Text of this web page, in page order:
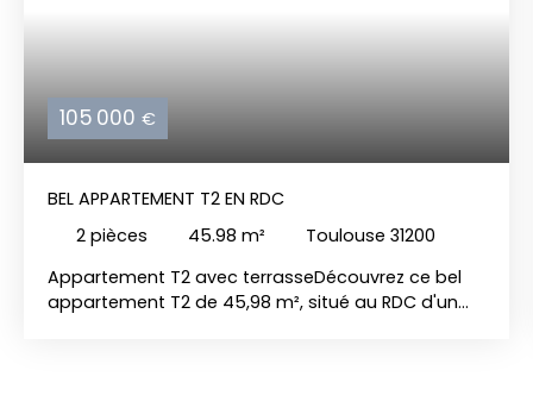
105 000 €
BEL APPARTEMENT T2 EN RDC
2 pièces 45.98 m²
Toulouse 31200
Appartement T2 avec terrasseDécouvrez ce bel
appartement T2 de 45,98 m², situé au RDC d'un